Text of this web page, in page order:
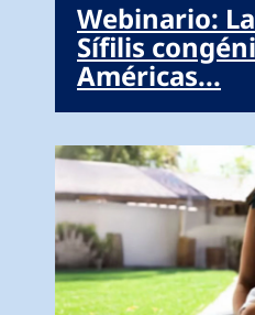
Webinario:
Sífilis
Américas...